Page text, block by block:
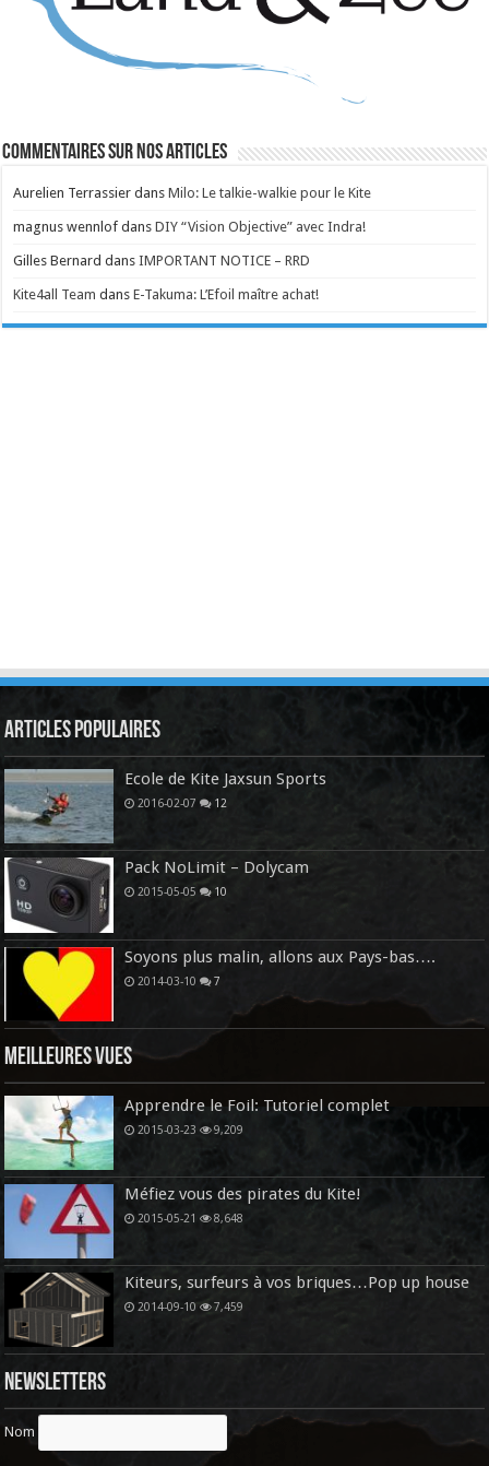
Commentaires sur nos articles
Aurelien Terrassier dansMilo: Le talkie-walkie pour le Kite
magnus wennlof dansDIY “Vision Objective” avec Indra!
Gilles Bernard dansIMPORTANT NOTICE – RRD
Kite4all Team dansE-Takuma: L’Efoil maître achat!
Articles Populaires
Ecole de Kite Jaxsun Sports
2016-02-07 12
Pack NoLimit – Dolycam
2015-05-05 10
Soyons plus malin, allons aux Pays-bas….
2014-03-10 7
Meilleures vues
Apprendre le Foil: Tutoriel complet
2015-03-23 9,209
Méfiez vous des pirates du Kite!
2015-05-21 8,648
Kiteurs, surfeurs à vos briques…Pop up house
2014-09-10 7,459
Newsletters
Nom